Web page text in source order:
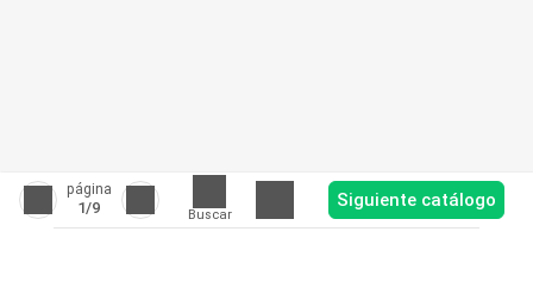
página
1/9 Buscar
Siguiente catálogo